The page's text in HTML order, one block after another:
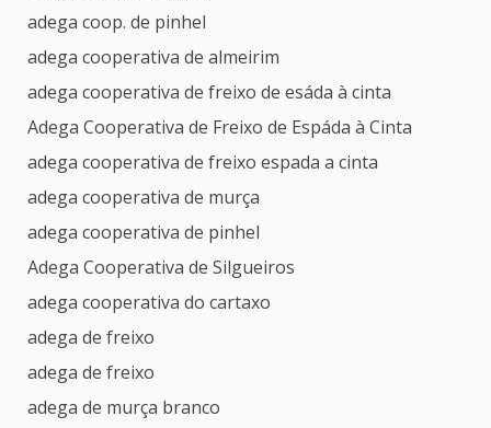
adega coop. de pinhel
adega cooperativa de almeirim
adega cooperativa de freixo de esáda à cinta
Adega Cooperativa de Freixo de Espáda à Cinta
adega cooperativa de freixo espada a cinta
adega cooperativa de murça
adega cooperativa de pinhel
Adega Cooperativa de Silgueiros
adega cooperativa do cartaxo
adega de freixo
adega de freixo
adega de murça branco